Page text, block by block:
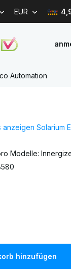
EUR
anlegen
Automation
anzeigen Solarium
Modelle: Innergize
hinzufügen